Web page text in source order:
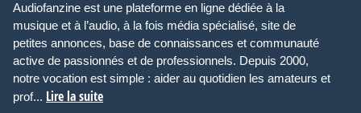
Audiofanzine est une plateforme en ligne dédiée à la
musique et à l’audio, à la fois média spécialisé, site de
petites annonces, base de connaissances et communauté
active de passionnés et de professionnels. Depuis 2000,
notre vocation est simple : aider au quotidien les amateurs et
prof... Lire la suite